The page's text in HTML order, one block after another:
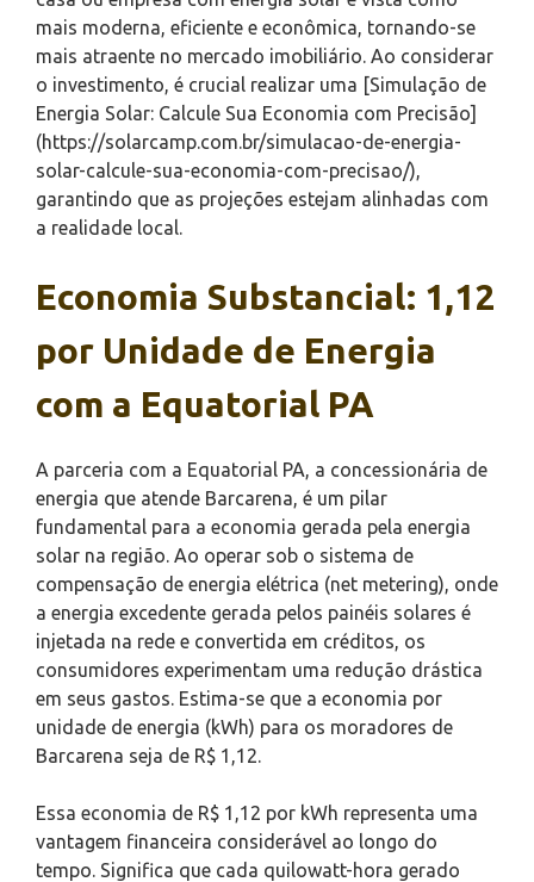
mais moderna, eficiente e econômica, tornando-se
mais atraente no mercado imobiliário. Ao considerar
o investimento, é crucial realizar uma [Simulação de
Energia Solar: Calcule Sua Economia com Precisão]
(https://solarcamp.com.br/simulacao-de-energia-
solar-calcule-sua-economia-com-precisao/),
garantindo que as projeções estejam alinhadas com
a realidade local.
Economia Substancial: 1,12
por Unidade de Energia
com a Equatorial PA
A parceria com a Equatorial PA, a concessionária de
energia que atende Barcarena, é um pilar
fundamental para a economia gerada pela energia
solar na região. Ao operar sob o sistema de
compensação de energia elétrica (net metering), onde
a energia excedente gerada pelos painéis solares é
injetada na rede e convertida em créditos, os
consumidores experimentam uma redução drástica
em seus gastos. Estima-se que a economia por
unidade de energia (kWh) para os moradores de
Barcarena seja de R$ 1,12.
Essa economia de R$ 1,12 por kWh representa uma
vantagem financeira considerável ao longo do
tempo. Significa que cada quilowatt-hora gerado